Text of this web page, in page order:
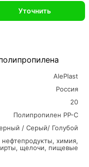
AlePlast
Россия
20
Полипропилен PP-C
/ Серый/ Голубой
химия,
щелочи, пищевые
Уточнить